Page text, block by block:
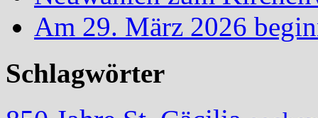
Am 29. März 2026
Schlagwörter